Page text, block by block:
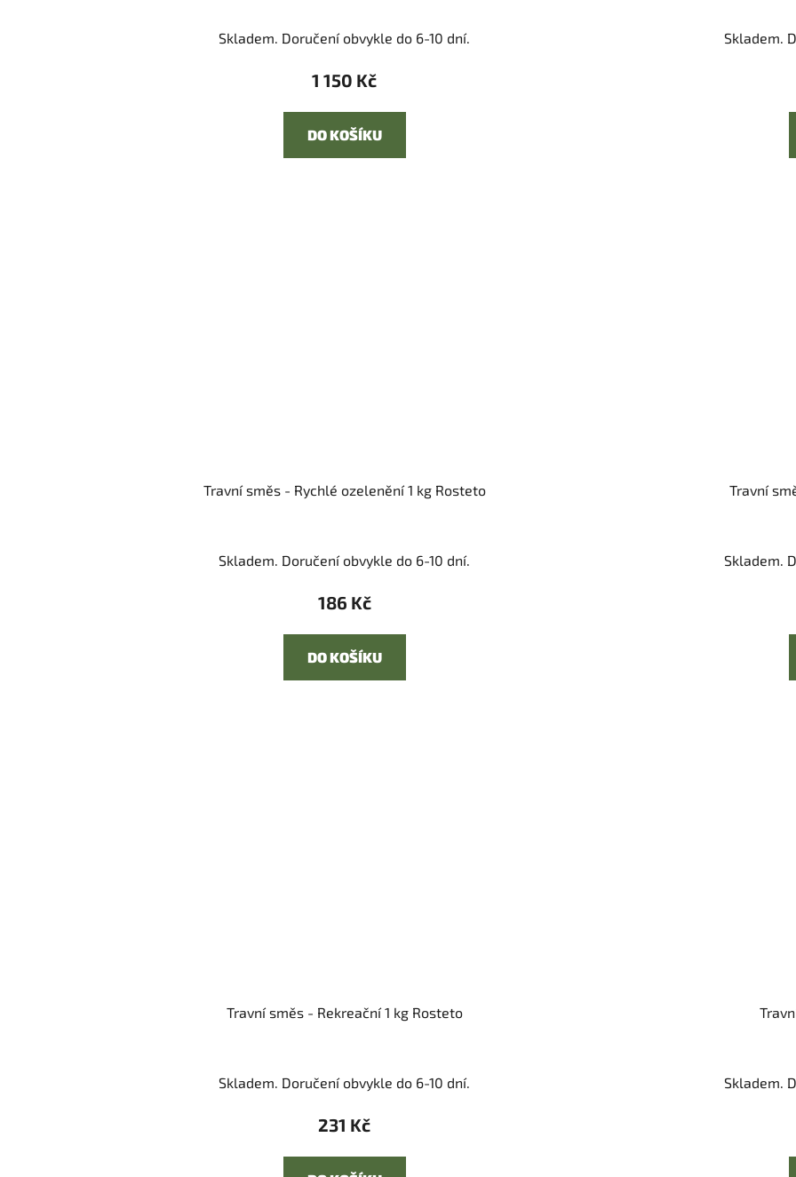
Skladem. Doručení obvykle do 6-10 dní.
1 150 Kč
DO KOŠÍKU
Skladem.
Travní směs - Rychlé ozelenění 1 kg Rosteto
Skladem. Doručení obvykle do 6-10 dní.
186 Kč
DO KOŠÍKU
Travní
Skladem.
Travní směs - Rekreační 1 kg Rosteto
Skladem. Doručení obvykle do 6-10 dní.
231 Kč
Skladem.